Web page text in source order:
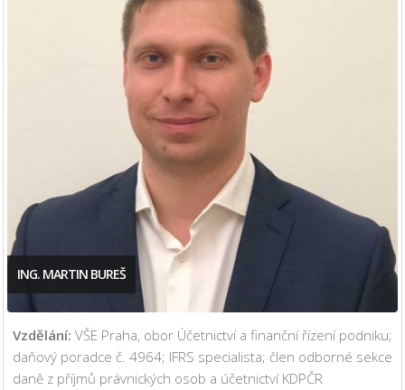
ING. MARTIN BUREŠ
Vzdělání: VŠE Praha, obor Účetnictví a finanční řízení podniku;
daňový poradce č. 4964; IFRS specialista; člen odborné sekce
daně z příjmů právnických osob a účetnictví KDPČR